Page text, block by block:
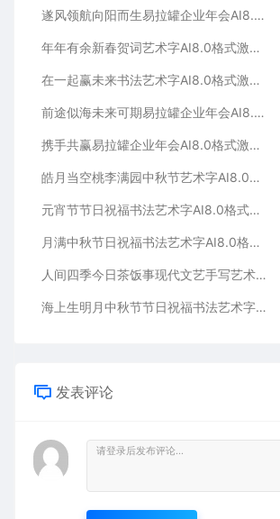
遂风领航向阳而生易拉罐企业年会AI8.0格式激光打标文件通用矢量图
年年有余新春贺词艺术字AI8.0格式激光打标文件通用矢量图
在一起赢未来书法艺术字AI8.0格式激光打标文件通用矢量图
前途似海未来可期易拉罐企业年会AI8.0格式激光打标文件通用矢量图
携手共赢易拉罐企业年会AI8.0格式激光打标文件通用矢量图
皓月当空桃李满园中秋节艺术字AI8.0格式激光打标文件通用矢量图
元宵节节日祝福书法艺术字AI8.0格式激光打标文件通用矢量图
月满中秋节日祝福书法艺术字AI8.0格式激光打标文件通用矢量图
人间四季今日茶饭事现代文艺手写艺术字AI8.0格式激光打标文件通用矢量图
海上生明月中秋节节日祝福书法艺术字AI8.0格式激光打标文件通用矢量图
发表评论